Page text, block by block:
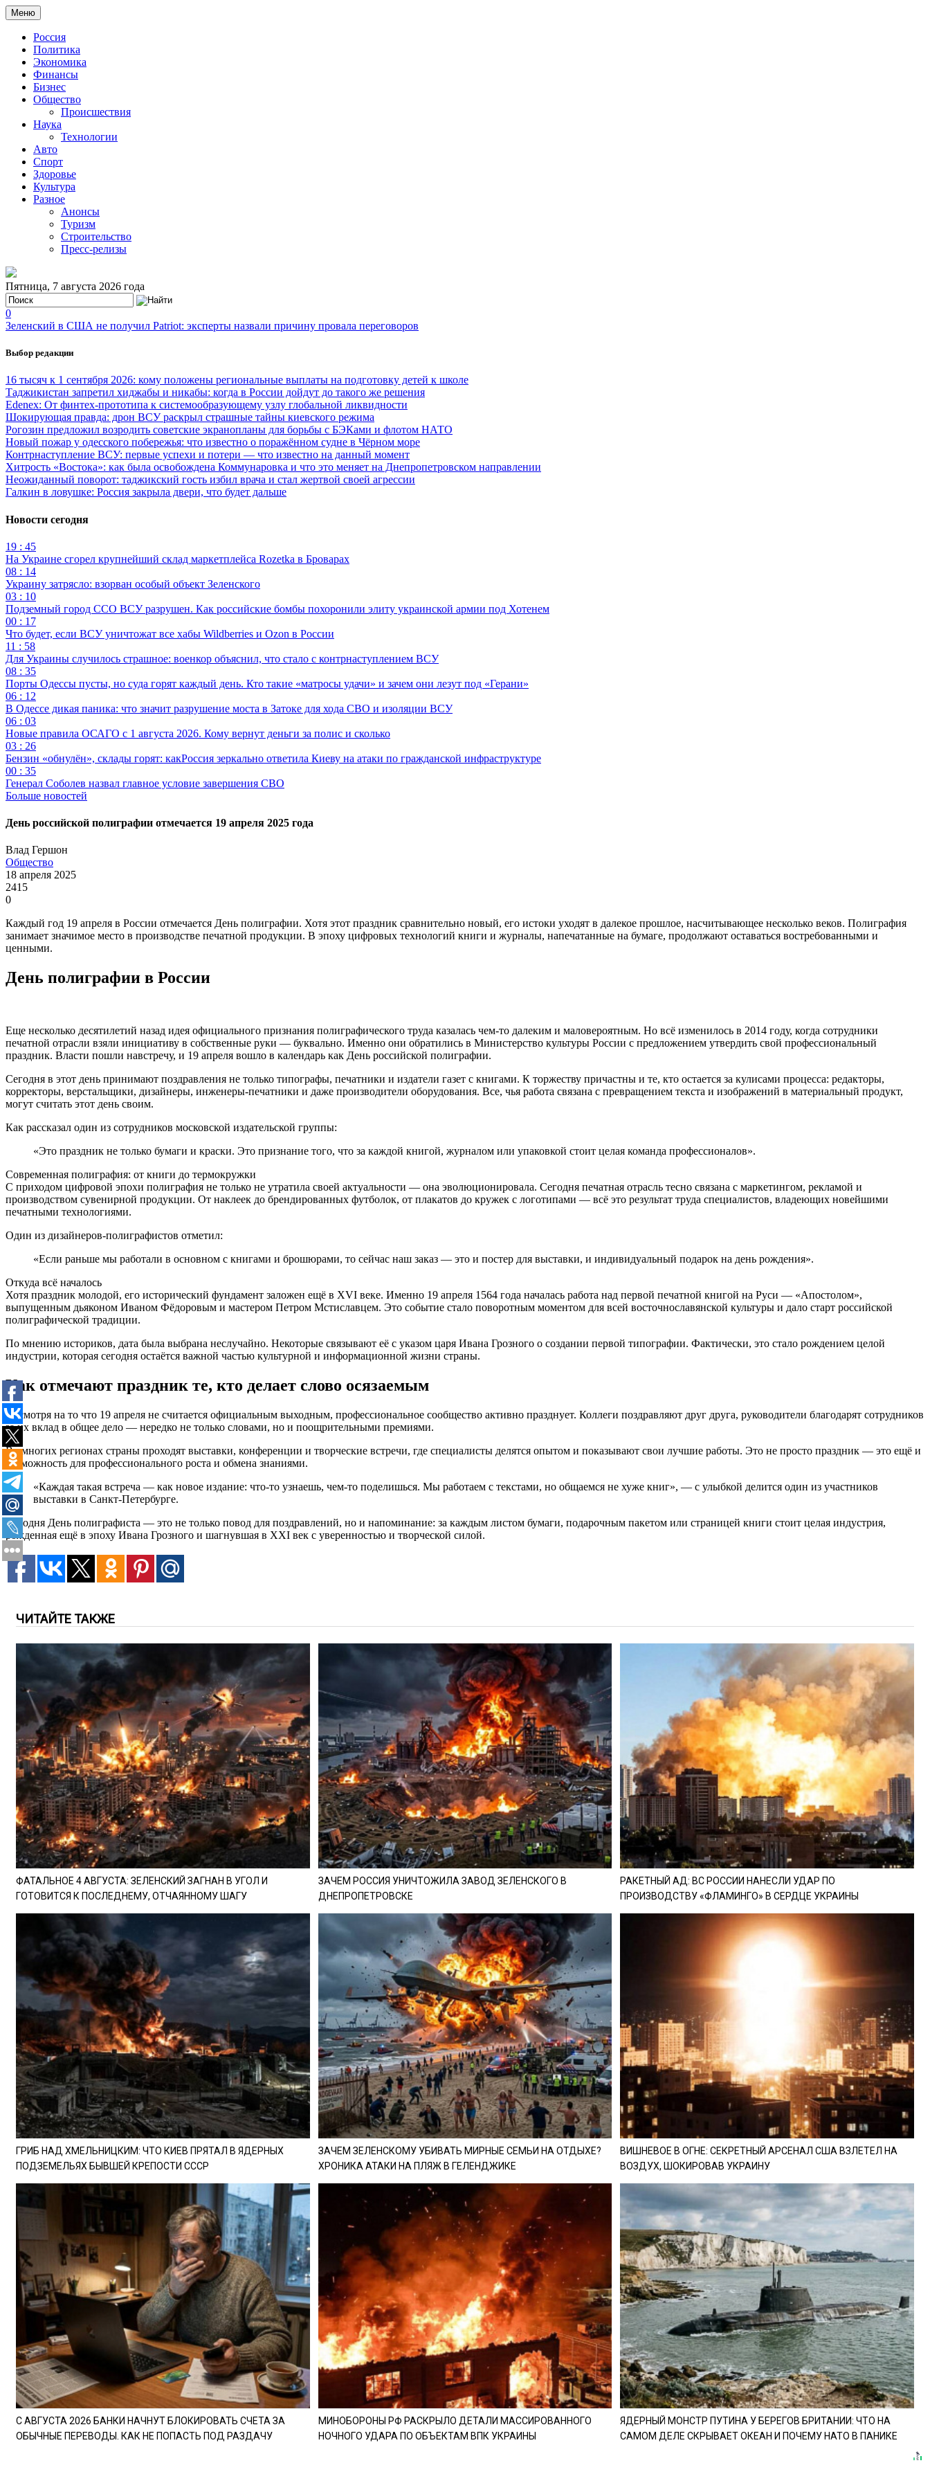
Меню
Россия
Политика
Экономика
Финансы
Бизнес
Общество
Происшествия
Наука
Технологии
Авто
Спорт
Здоровье
Культура
Разное
Анонсы
Туризм
Строительство
Пресс-релизы
Пятница, 7 августа 2026 года
0
Зеленский в США не получил Patriot: эксперты назвали причину провала переговоров
Выбор редакции
16 тысяч к 1 сентября 2026: кому положены региональные выплаты на подготовку детей к школе
Таджикистан запретил хиджабы и никабы: когда в России дойдут до такого же решения
Edenex: От финтех-прототипа к системообразующему узлу глобальной ликвидности
Шокирующая правда: дрон ВСУ раскрыл страшные тайны киевского режима
Рогозин предложил возродить советские экранопланы для борьбы с БЭКами и флотом НАТО
Новый пожар у одесского побережья: что известно о поражённом судне в Чёрном море
Контрнаступление ВСУ: первые успехи и потери — что известно на данный момент
Хитрость «Востока»: как была освобождена Коммунаровка и что это меняет на Днепропетровском направлении
Неожиданный поворот: таджикский гость избил врача и стал жертвой своей агрессии
Галкин в ловушке: Россия закрыла двери, что будет дальше
Новости сегодня
19 : 45
На Украине сгорел крупнейший склад маркетплейса Rozetka в Броварах
08 : 14
Украину затрясло: взорван особый объект Зеленского
03 : 10
Подземный город ССО ВСУ разрушен. Как российские бомбы похоронили элиту украинской армии под Хотенем
00 : 17
Что будет, если ВСУ уничтожат все хабы Wildberries и Ozon в России
11 : 58
Для Украины случилось страшное: военкор объяснил, что стало с контрнаступлением ВСУ
08 : 35
Порты Одессы пусты, но суда горят каждый день. Кто такие «матросы удачи» и зачем они лезут под «Герани»
06 : 12
В Одессе дикая паника: что значит разрушение моста в Затоке для хода СВО и изоляции ВСУ
06 : 03
Новые правила ОСАГО с 1 августа 2026. Кому вернут деньги за полис и сколько
03 : 26
Бензин «обнулён», склады горят: какРоссия зеркально ответила Киеву на атаки по гражданской инфраструктуре
00 : 35
Генерал Соболев назвал главное условие завершения СВО
Больше новостей
День российской полиграфии отмечается 19 апреля 2025 года
Влад Гершон
Общество
18 апреля 2025
2415
0
Каждый год 19 апреля в России отмечается День полиграфии. Хотя этот праздник сравнительно новый, его истоки уходят в далекое прошлое, насчитывающее несколько веков. Полиграфия
занимает значимое место в производстве печатной продукции. В эпоху цифровых технологий книги и журналы, напечатанные на бумаге, продолжают оставаться востребованными и
ценными.
День полиграфии в России
Еще несколько десятилетий назад идея официального признания полиграфического труда казалась чем-то далеким и маловероятным. Но всё изменилось в 2014 году, когда сотрудники
печатной отрасли взяли инициативу в собственные руки — буквально. Именно они обратились в Министерство культуры России с предложением утвердить свой профессиональный
праздник. Власти пошли навстречу, и 19 апреля вошло в календарь как День российской полиграфии.
Сегодня в этот день принимают поздравления не только типографы, печатники и издатели газет с книгами. К торжеству причастны и те, кто остается за кулисами процесса: редакторы,
корректоры, верстальщики, дизайнеры, инженеры-печатники и даже производители оборудования. Все, чья работа связана с превращением текста и изображений в материальный продукт,
могут считать этот день своим.
Как рассказал один из сотрудников московской издательской группы:
«Это праздник не только бумаги и краски. Это признание того, что за каждой книгой, журналом или упаковкой стоит целая команда профессионалов».
Современная полиграфия: от книги до термокружки
С приходом цифровой эпохи полиграфия не только не утратила своей актуальности — она эволюционировала. Сегодня печатная отрасль тесно связана с маркетингом, рекламой и
производством сувенирной продукции. От наклеек до брендированных футболок, от плакатов до кружек с логотипами — всё это результат труда специалистов, владеющих новейшими
печатными технологиями.
Один из дизайнеров-полиграфистов отметил:
«Если раньше мы работали в основном с книгами и брошюрами, то сейчас наш заказ — это и постер для выставки, и индивидуальный подарок на день рождения».
Откуда всё началось
Хотя праздник молодой, его исторический фундамент заложен ещё в XVI веке. Именно 19 апреля 1564 года началась работа над первой печатной книгой на Руси — «Апостолом»,
выпущенным дьяконом Иваном Фёдоровым и мастером Петром Мстиславцем. Это событие стало поворотным моментом для всей восточнославянской культуры и дало старт российской
полиграфической традиции.
По мнению историков, дата была выбрана неслучайно. Некоторые связывают её с указом царя Ивана Грозного о создании первой типографии. Фактически, это стало рождением целой
индустрии, которая сегодня остаётся важной частью культурной и информационной жизни страны.
Как отмечают праздник те, кто делает слово осязаемым
Несмотря на то что 19 апреля не считается официальным выходным, профессиональное сообщество активно празднует. Коллеги поздравляют друг друга, руководители благодарят сотрудников
за их вклад в общее дело — нередко не только словами, но и поощрительными премиями.
Во многих регионах страны проходят выставки, конференции и творческие встречи, где специалисты делятся опытом и показывают свои лучшие работы. Это не просто праздник — это ещё и
возможность для профессионального роста и обмена знаниями.
«Каждая такая встреча — как новое издание: что-то узнаешь, чем-то поделишься. Мы работаем с текстами, но общаемся не хуже книг», — с улыбкой делится один из участников
выставки в Санкт-Петербурге.
Сегодня День полиграфиста — это не только повод для поздравлений, но и напоминание: за каждым листом бумаги, подарочным пакетом или страницей книги стоит целая индустрия,
рожденная ещё в эпоху Ивана Грозного и шагнувшая в XXI век с уверенностью и творческой силой.
ЧИТАЙТЕ ТАКЖЕ
ФАТАЛЬНОЕ 4 АВГУСТА: ЗЕЛЕНСКИЙ ЗАГНАН В УГОЛ И
ГОТОВИТСЯ К ПОСЛЕДНЕМУ, ОТЧАЯННОМУ ШАГУ
ЗАЧЕМ РОССИЯ УНИЧТОЖИЛА ЗАВОД ЗЕЛЕНСКОГО В
ДНЕПРОПЕТРОВСКЕ
РАКЕТНЫЙ АД: ВС РОССИИ НАНЕСЛИ УДАР ПО
ПРОИЗВОДСТВУ «ФЛАМИНГО» В СЕРДЦЕ УКРАИНЫ
ГРИБ НАД ХМЕЛЬНИЦКИМ: ЧТО КИЕВ ПРЯТАЛ В ЯДЕРНЫХ
ПОДЗЕМЕЛЬЯХ БЫВШЕЙ КРЕПОСТИ СССР
ЗАЧЕМ ЗЕЛЕНСКОМУ УБИВАТЬ МИРНЫЕ СЕМЬИ НА ОТДЫХЕ?
ХРОНИКА АТАКИ НА ПЛЯЖ В ГЕЛЕНДЖИКЕ
ВИШНЕВОЕ В ОГНЕ: СЕКРЕТНЫЙ АРСЕНАЛ США ВЗЛЕТЕЛ НА
ВОЗДУХ, ШОКИРОВАВ УКРАИНУ
С АВГУСТА 2026 БАНКИ НАЧНУТ БЛОКИРОВАТЬ СЧЕТА ЗА
ОБЫЧНЫЕ ПЕРЕВОДЫ. КАК НЕ ПОПАСТЬ ПОД РАЗДАЧУ
МИНОБОРОНЫ РФ РАСКРЫЛО ДЕТАЛИ МАССИРОВАННОГО
НОЧНОГО УДАРА ПО ОБЪЕКТАМ ВПК УКРАИНЫ
ЯДЕРНЫЙ МОНСТР ПУТИНА У БЕРЕГОВ БРИТАНИИ: ЧТО НА
САМОМ ДЕЛЕ СКРЫВАЕТ ОКЕАН И ПОЧЕМУ НАТО В ПАНИКЕ